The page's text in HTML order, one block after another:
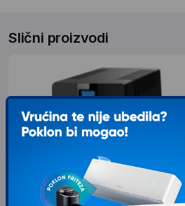
Slični proizvodi